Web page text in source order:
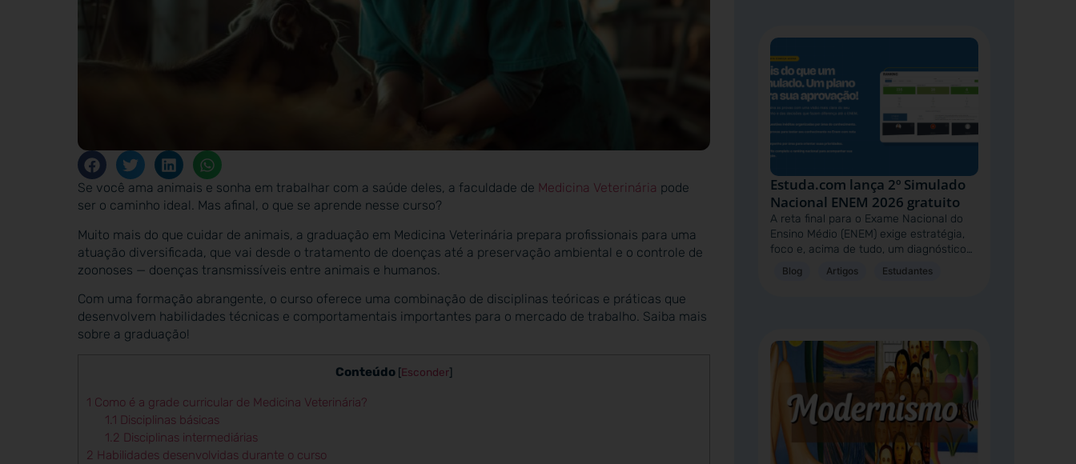
Se você ama animais e sonha em trabalhar com a saúde deles, a faculdade de Medicina Veterinária pode
ser o caminho ideal. Mas afinal, o que se aprende nesse curso?
Muito mais do que cuidar de animais, a graduação em Medicina Veterinária prepara profissionais para uma
atuação diversificada, que vai desde o tratamento de doenças até a preservação ambiental e o controle de
zoonoses — doenças transmissíveis entre animais e humanos.
Com uma formação abrangente, o curso oferece uma combinação de disciplinas teóricas e práticas que
desenvolvem habilidades técnicas e comportamentais importantes para o mercado de trabalho. Saiba mais
sobre a graduação!
Conteúdo [Esconder]
1 Como é a grade curricular de Medicina Veterinária?
1.1 Disciplinas básicas
1.2 Disciplinas intermediárias
2 Habilidades desenvolvidas durante o curso
Estuda.com lança 2º Simulado
Nacional ENEM 2026 gratuito
A reta final para o Exame Nacional do
Ensino Médio (ENEM) exige estratégia,
foco e, acima de tudo, um diagnóstico…
Blog Artigos Estudantes